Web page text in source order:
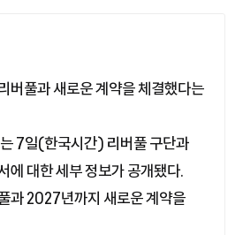
버풀과 새로운 계약을 체결했다는
7일(한국시간) 리버풀 구단과
에 대한 세부 정보가 공개됐다.
과 2027년까지 새로운 계약을